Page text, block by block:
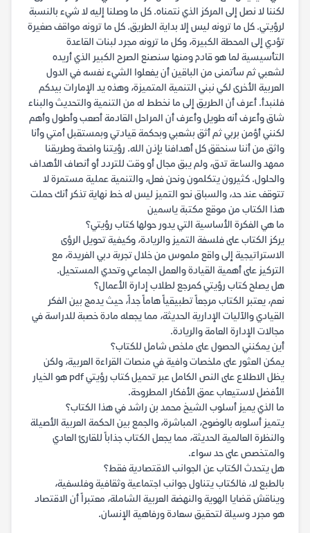
لكننا لا نصل إلى المركز الذي نتمناه. كل ما وصلنا إليه لا شيء بالنسبة
لرؤيتي. كل ما ترونه ليس إلا بداية الطريق. كل ما ترونه مواقف صغيرة
تؤدي إلى المحطة الكبيرة، وكل ما ترونه مجرد لبنات القاعدة
التأسيسية لما هو قادم ومنها سنصنع الصرح الكبير الذي أريده
لشعبي ثم سأتمنى من الباقين أن يفعلوا الشيء نفسه في الدول
العربية الأخرى لكي نبني التنمية المتميزة، وهذه يد الإمارات بيدكم
فلنبدأ. أعرف أن الطريق إلى ما نخطط له من التنمية والتحديث والبناء
شاق وأعرف أنه طويل وأعرف أن المراحل القادمة أصعب وأطول وأهم
لكنني أؤمن بربي ثم أثق بشعبي وبحكمة قيادتي وبمستقبل أمتي وأنا
واثق من أننا سنحقق كل أهدافنا بإذن الله. رؤيتنا واضحة وطريقنا
ممهد والساعة تدق، ولم يبق مجال أو وقت للتردد أو أنصاف الأهداف
والحلول. كثيرون يتكلمون ونحن فعل، والتنمية عملية مستمرة لا
تتوقف عند حد، والسباق نحو التميز ليس له خط نهاية تذكر أنك حملت
هذا الكتاب من موقع مكتبة ياسمين
ما هي الفكرة الأساسية التي يدور حولها كتاب رؤيتي؟
يركز الكتاب على فلسفة التميز والريادة، وكيفية تحويل الرؤى
الاستراتيجية إلى واقع ملموس من خلال تجربة دبي الفريدة، مع
التركيز على أهمية القيادة والعمل الجماعي وتحدي المستحيل.
هل يصلح كتاب رؤيتي كمرجع لطلاب إدارة الأعمال؟
نعم، يعتبر الكتاب مرجعاً تطبيقياً هاماً جداً، حيث يدمج بين الفكر
القيادي والآليات الإدارية الحديثة، مما يجعله مادة خصبة للدراسة في
مجالات الإدارة العامة والريادة.
أين يمكنني الحصول على ملخص شامل للكتاب؟
يمكن العثور على ملخصات وافية في منصات القراءة العربية، ولكن
يظل الاطلاع على النص الكامل عبر تحميل كتاب رؤيتي pdf هو الخيار
الأفضل لاستيعاب عمق الأفكار المطروحة.
ما الذي يميز أسلوب الشيخ محمد بن راشد في هذا الكتاب؟
يتميز أسلوبه بالوضوح، المباشرة، والجمع بين الحكمة العربية الأصيلة
والنظرة العالمية الحديثة، مما يجعل الكتاب جذاباً للقارئ العادي
والمتخصص على حد سواء.
هل يتحدث الكتاب عن الجوانب الاقتصادية فقط؟
بالطبع لا، فالكتاب يتناول جوانب اجتماعية وثقافية وفلسفية،
ويناقش قضايا الهوية والنهضة العربية الشاملة، معتبراً أن الاقتصاد
هو مجرد وسيلة لتحقيق سعادة ورفاهية الإنسان.